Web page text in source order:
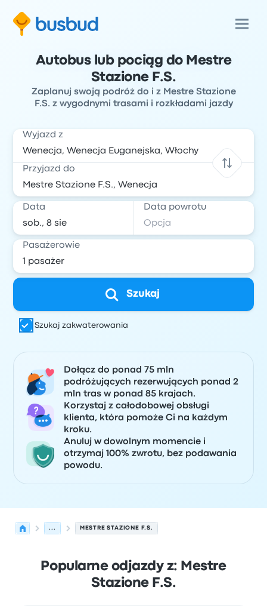
Autobus lub pociąg do Mestre
Stazione F.S.
Zaplanuj swoją podróż do i z Mestre Stazione
F.S. z wygodnymi trasami i rozkładami jazdy
Wyjazd z
Przyjazd do
Data Data powrotu
Pasażerowie
Szukaj
Szukaj zakwaterowania
Dołącz do ponad 75 mln
podróżujących rezerwujących ponad 2
mln tras w ponad 85 krajach.
Korzystaj z całodobowej obsługi
klienta, która pomoże Ci na każdym
kroku.
Anuluj w dowolnym momencie i
otrzymaj 100% zwrotu, bez podawania
powodu.
... MESTRE STAZIONE F.S.
Popularne odjazdy z: Mestre
Stazione F.S.